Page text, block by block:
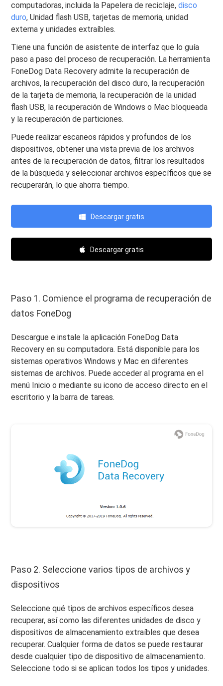
computadoras, incluida la Papelera de reciclaje,disco
duro, Unidad flash USB, tarjetas de memoria, unidad
externa y unidades extraíbles.
Tiene una función de asistente de interfaz que lo guía
paso a paso del proceso de recuperación. La herramienta
FoneDog Data Recovery admite la recuperación de
archivos, la recuperación del disco duro, la recuperación
de la tarjeta de memoria, la recuperación de la unidad
flash USB, la recuperación de Windows o Mac bloqueada
y la recuperación de particiones.
Puede realizar escaneos rápidos y profundos de los
dispositivos, obtener una vista previa de los archivos
antes de la recuperación de datos, filtrar los resultados
de la búsqueda y seleccionar archivos específicos que se
recuperarán, lo que ahorra tiempo.
Descargar gratis
Descargar gratis
Paso 1. Comience el programa de recuperación de
datos FoneDog
Descargue e instale la aplicación FoneDog Data
Recovery en su computadora. Está disponible para los
sistemas operativos Windows y Mac en diferentes
sistemas de archivos. Puede acceder al programa en el
menú Inicio o mediante su icono de acceso directo en el
escritorio y la barra de tareas.
Paso 2. Seleccione varios tipos de archivos y
dispositivos
Seleccione qué tipos de archivos específicos desea
recuperar, así como las diferentes unidades de disco y
dispositivos de almacenamiento extraíbles que desea
recuperar. Cualquier forma de datos se puede restaurar
desde cualquier tipo de dispositivo de almacenamiento.
Seleccione todo si se aplican todos los tipos y unidades.